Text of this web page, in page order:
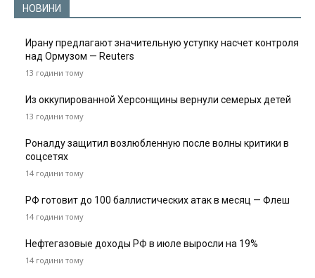
НОВИНИ
Ирану предлагают значительную уступку насчет контроля
над Ормузом — Reuters
13 години тому
Из оккупированной Херсонщины вернули семерых детей
13 години тому
Роналду защитил возлюбленную после волны критики в
соцсетях
14 години тому
РФ готовит до 100 баллистических атак в месяц — Флеш
14 години тому
Нефтегазовые доходы РФ в июле выросли на 19%
14 години тому